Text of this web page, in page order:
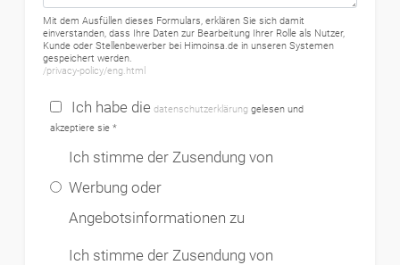
Mit dem Ausfüllen dieses Formulars, erklären Sie sich damit
einverstanden, dass Ihre Daten zur Bearbeitung Ihrer Rolle als Nutzer,
Kunde oder Stellenbewerber bei Himoinsa.de in unseren Systemen
gespeichert werden.
/privacy-policy/eng.html
Ich habe die datenschutzerklärung gelesen und
akzeptiere sie *
Ich stimme der Zusendung von
Werbung oder
Angebotsinformationen zu
Ich stimme der Zusendung von